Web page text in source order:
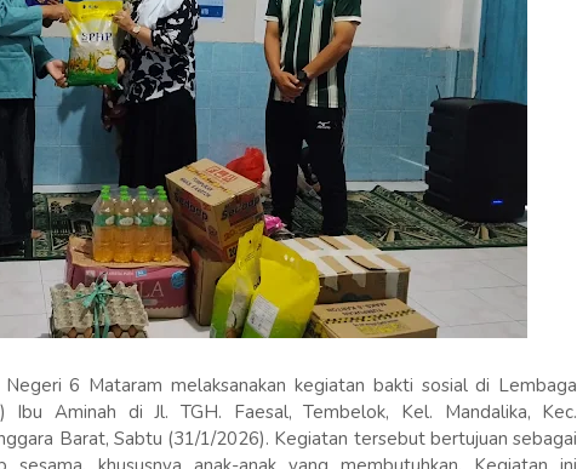
6 Mataram melaksanakan kegiatan bakti sosial di Lembaga
Ibu Aminah di Jl. TGH. Faesal, Tembelok, Kel. Mandalika, Kec.
Barat, Sabtu (31/1/2026). Kegiatan tersebut bertujuan sebagai